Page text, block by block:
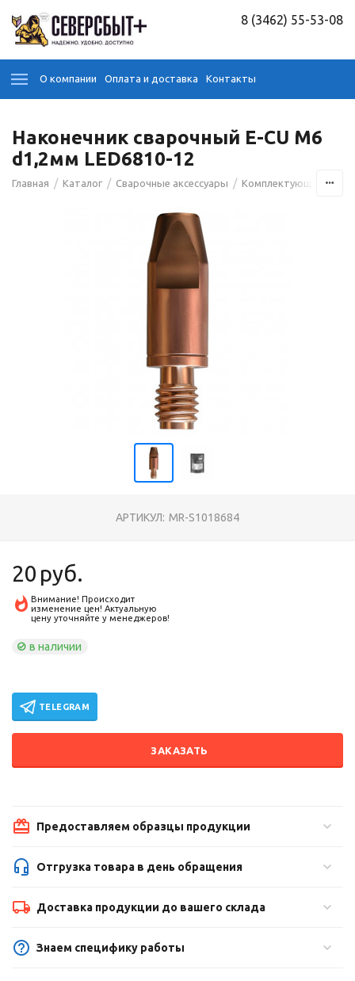
8 (3462) 55-53-08
О компании Оплата и доставка Контакты
Наконечник сварочный E-CU М6
d1,2мм LED6810-12
Главная / Каталог / Сварочные аксессуары / Комплектующие для
АРТИКУЛ: MR-S1018684
20 руб.
Внимание! Происходит
изменение цен! Актуальную
цену уточняйте у менеджеров!
в наличии
TELEGRAM
ЗАКАЗАТЬ
Предоставляем образцы продукции
Отгрузка товара в день обращения
Доставка продукции до вашего склада
Знаем специфику работы